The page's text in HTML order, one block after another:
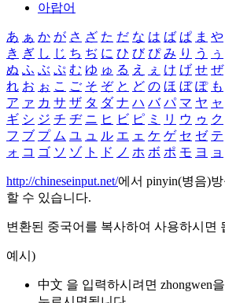
아랍어
あ ぁ か が さ ざ た だ な は ば ぱ ま や
き ぎ し じ ち ぢ に ひ び ぴ み り う ぅ
ぬ ふ ぶ ぷ む ゆ ゅ る え ぇ け げ せ ぜ
れ お ぉ こ ご そ ぞ と ど の ほ ぼ ぽ も
ア ァ カ サ ザ タ ダ ナ ハ バ パ マ ヤ ャ
ギ シ ジ チ ヂ ニ ヒ ビ ピ ミ リ ウ ゥ ク
フ ブ プ ム ユ ュ ル エ ェ ケ ゲ セ ゼ テ
ォ コ ゴ ソ ゾ ト ド ノ ホ ボ ポ モ ヨ ョ
http://chineseinput.net/에서 pinyin(병음)
할 수 있습니다.
변환된 중국어를 복사하여 사용하시면
예시)
中文 을 입력하시려면 zhongwen